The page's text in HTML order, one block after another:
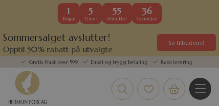
1
Dager
5
Timer
55
Minutter
36
Sekunder
Sommersalget avslutter!
Opptil 50% rabatt på utvalgte
kundefavoritter
Se tilbudene!
Gratis frakt over 599 Enkel og trygg betaling Rask levering